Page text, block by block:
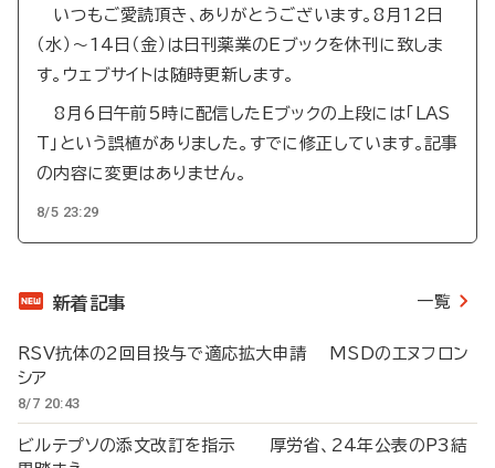
いつもご愛読頂き、ありがとうございます。8月12日
（水）～14日（金）は日刊薬業のEブックを休刊に致しま
す。ウェブサイトは随時更新します。
8月6日午前5時に配信したEブックの上段には「LAS
T」という誤植がありました。すでに修正しています。記事
の内容に変更はありません。
8/5 23:29
新着記事 一覧
RSV抗体の2回目投与で適応拡大申請 MSDのエヌフロン
シア
8/7 20:43
ビルテプソの添文改訂を指示 厚労省、24年公表のP3結